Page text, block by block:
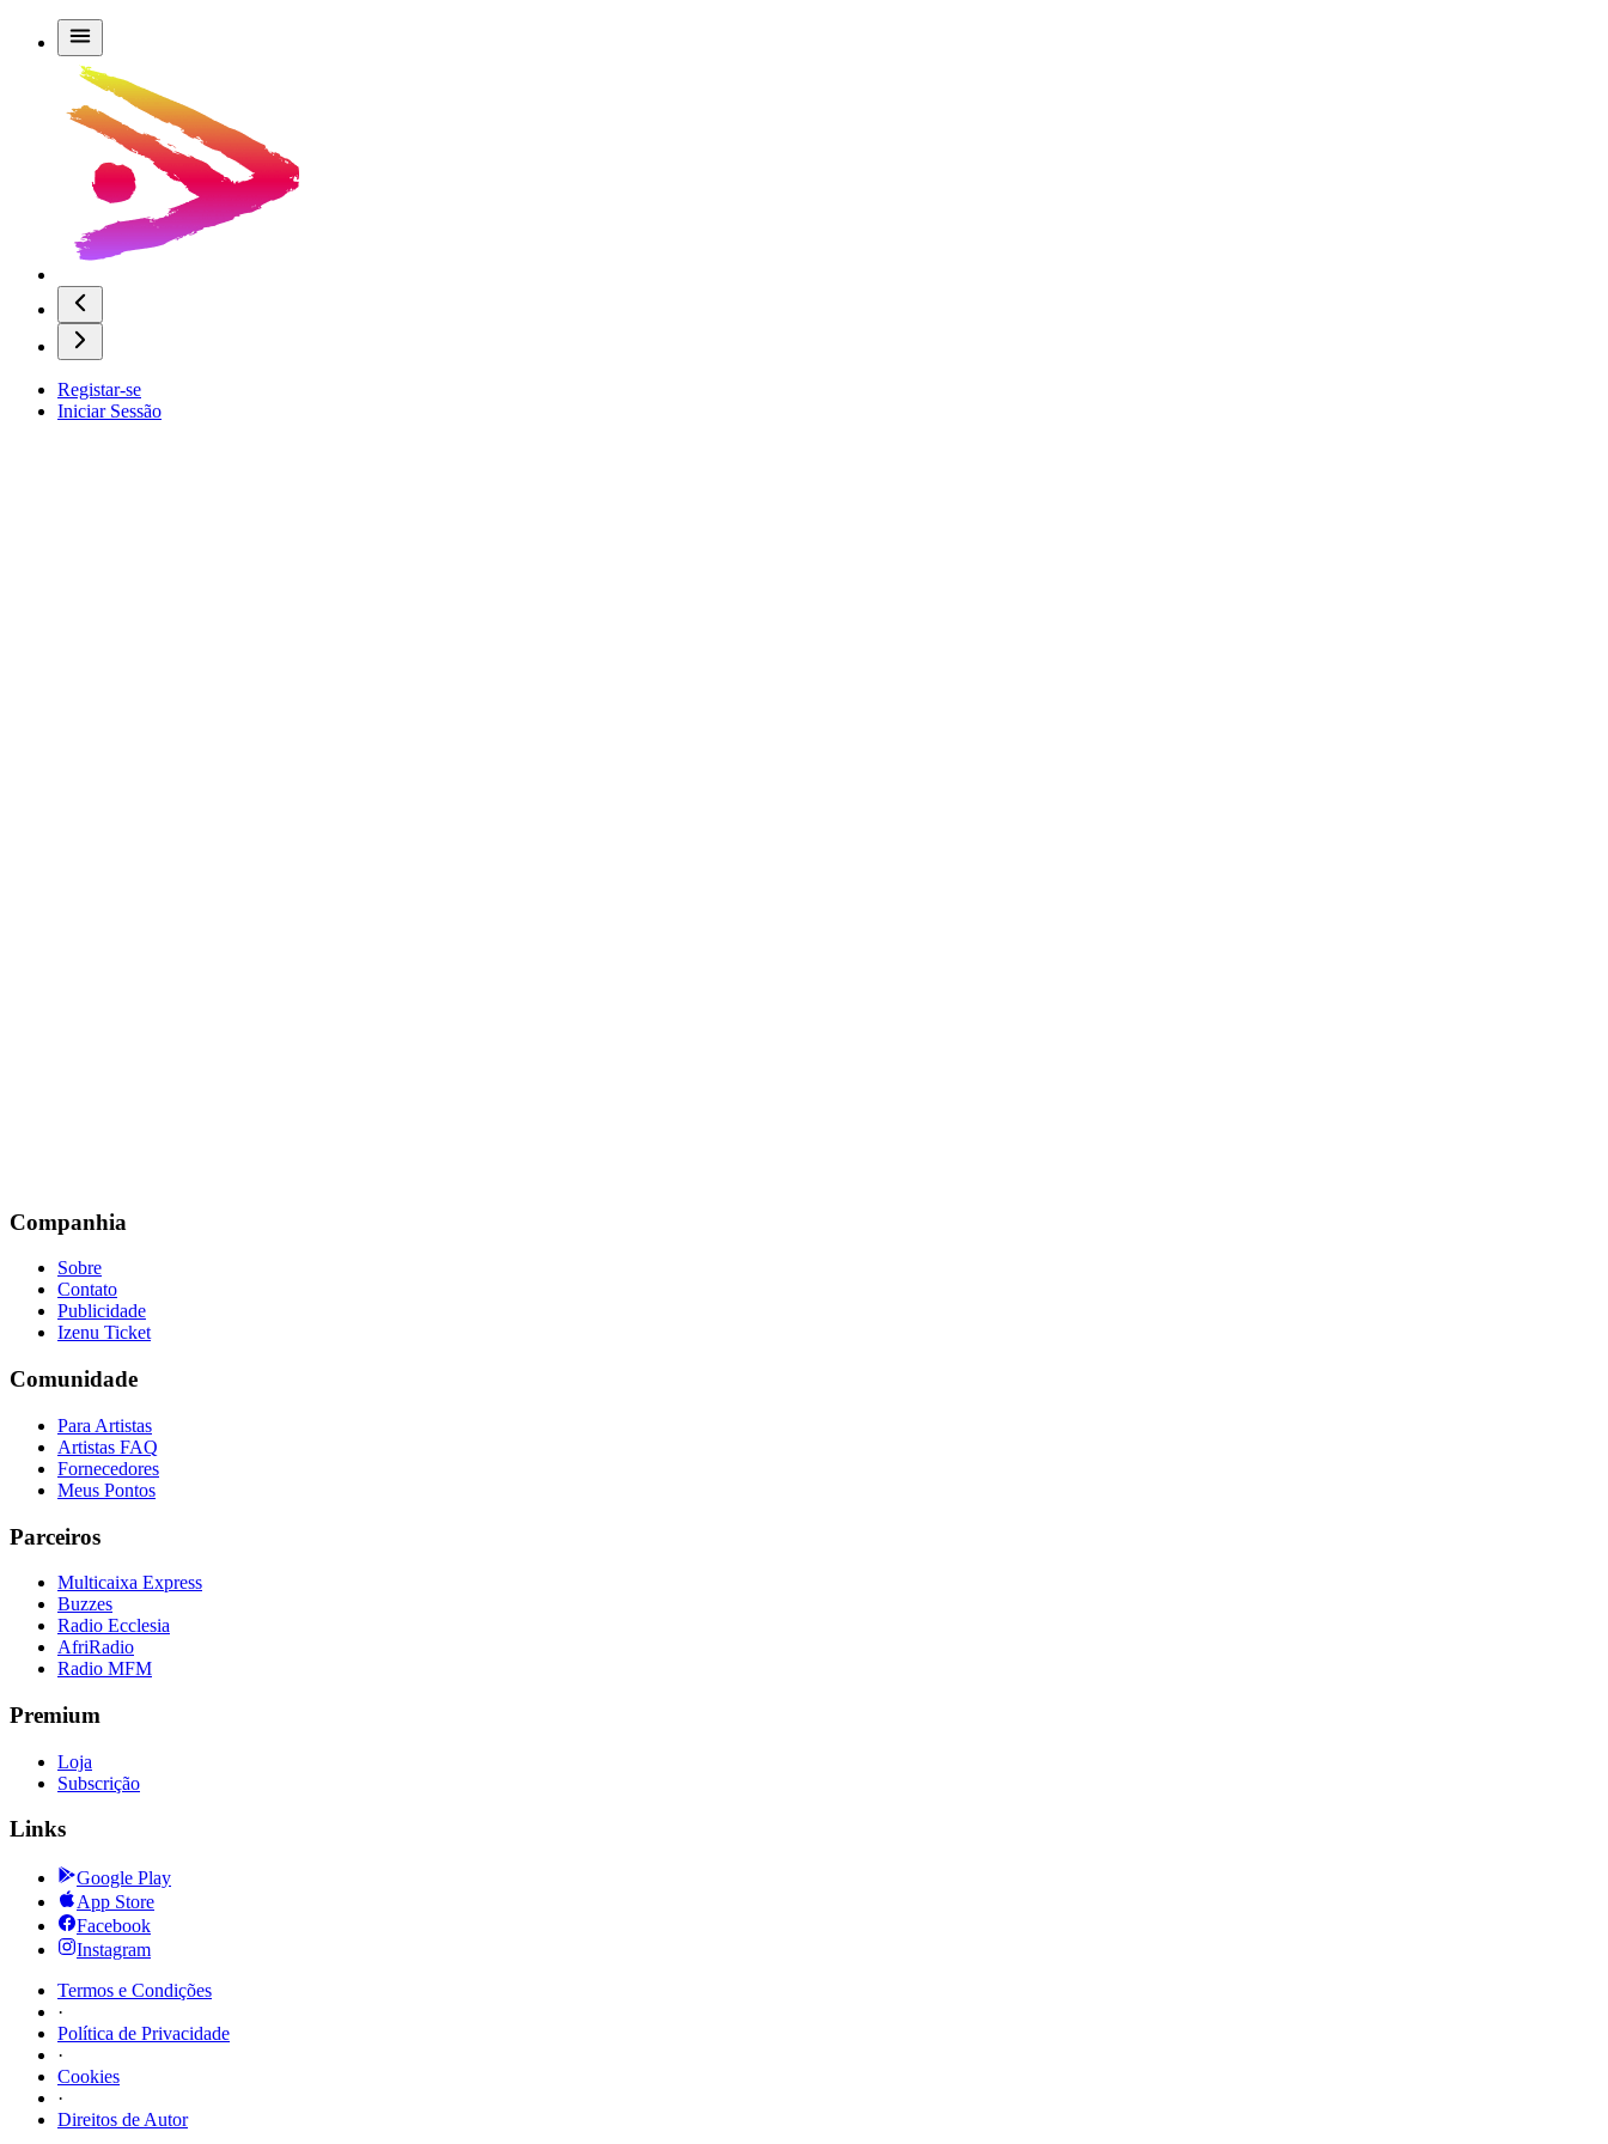
Registar-se
Iniciar Sessão
Companhia
Sobre
Contato
Publicidade
Izenu Ticket
Comunidade
Para Artistas
Artistas FAQ
Fornecedores
Meus Pontos
Parceiros
Multicaixa Express
Buzzes
Radio Ecclesia
AfriRadio
Radio MFM
Premium
Loja
Subscrição
Links
Google Play
App Store
Facebook
Instagram
Termos e Condições
·
Política de Privacidade
·
Cookies
·
Direitos de Autor